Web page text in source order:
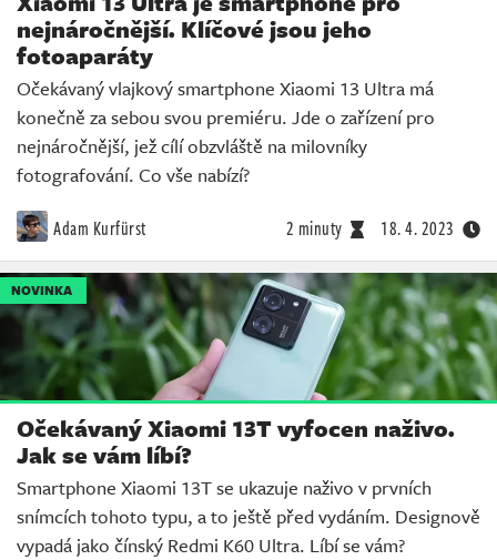
nejnáročnější. Klíčové jsou jeho
fotoaparáty
Očekávaný vlajkový smartphone Xiaomi 13 Ultra má
konečně za sebou svou premiéru. Jde o zařízení pro
nejnáročnější, jež cílí obzvláště na milovníky
fotografování. Co vše nabízí?
Adam Kurfürst 2 minuty 18. 4. 2023
NOVINKA
Očekávaný Xiaomi 13T vyfocen naživo.
Jak se vám líbí?
Smartphone Xiaomi 13T se ukazuje naživo v prvních
snímcích tohoto typu, a to ještě před vydáním. Designově
vypadá jako čínský Redmi K60 Ultra. Líbí se vám?